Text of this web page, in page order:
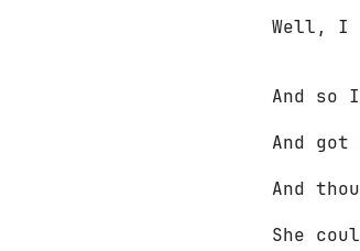
Well, I
And so
And
And
She